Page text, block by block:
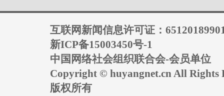
互联网新闻信息许可证：
新ICP备15003450号-1
中国网络社会组织联合会-会员单位
Copyright © huyangnet.cn All Rights
版权所有